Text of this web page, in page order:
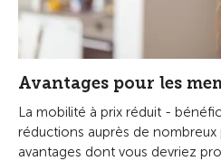
Avantages pour les
La mobilité à prix réduit -
réductions auprès de nombreux
avantages dont vous devriez